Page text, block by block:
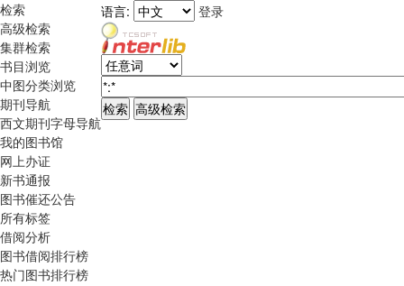
检索
高级检索
集群检索
书目浏览
中图分类浏览
期刊导航
西文期刊字母导航
我的图书馆
网上办证
新书通报
图书催还公告
所有标签
借阅分析
图书借阅排行榜
热门图书排行榜
语言: 登录